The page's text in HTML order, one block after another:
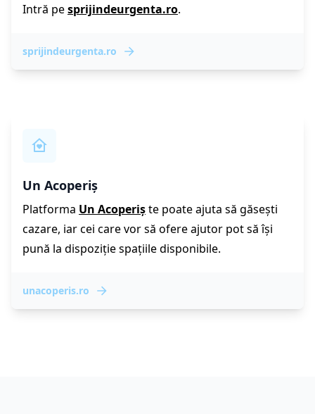
Intră pesprijindeurgenta.ro.
sprijindeurgenta.ro
Un Acoperiș
Platforma Un Acoperiște poate ajuta să găsești
cazare, iar cei care vor să ofere ajutor pot să își
pună la dispoziție spațiile disponibile.
unacoperis.ro